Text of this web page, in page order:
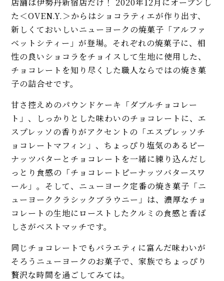
た＜OVEN.Y.＞からはショコラティエが作り出す、
新しくておいしいニューヨークの焼菓子「アルファ
ベットシティー」が登場。それぞれの焼菓子に、相
性の良いショコラをチョイスして生地に使用した、
チョコレートを知り尽くした職人ならではの焼き菓
子の詰合せです。
甘さ控えめのパウンドケーキ「ダブルチョコレー
ト」、しっかりとした味わいのチョコレートに、エ
スプレッソの香りがアクセントの「エスプレッソチ
ョコレートマフィン」、ちょっぴり塩気のあるピー
ナッツバターとチョコレートを一緒に練り込んだし
っとり食感の「チョコレートピーナッツバタースワ
ール」。そして、ニューヨーク定番の焼き菓子「ニ
ューヨーククラシックブラウニー」は、濃厚なチョ
コレートの生地にローストしたクルミの食感と香ば
しさがベストマッチです。
同じチョコレートでもバラエティに富んだ味わいが
そろうニューヨークのお菓子で、家族でちょっぴり
贅沢な時間を過ごしてみては。